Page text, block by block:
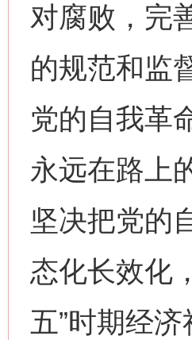
对腐败，完
的规范和监
党的自我革
永远在路上
坚决把党的
态化长效化
五”时期经